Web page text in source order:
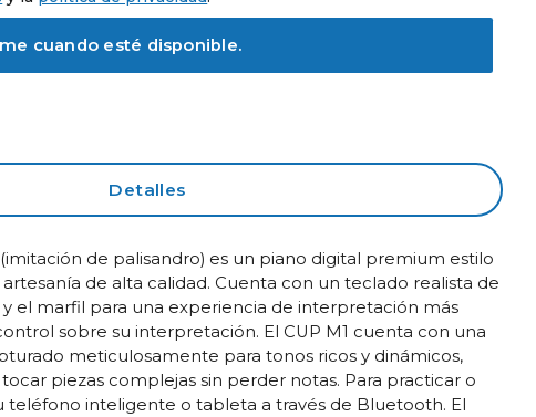
Detalles
de palisandro) es un piano digital premium estilo
de alta calidad. Cuenta con un teclado realista de
el marfil para una experiencia de interpretación más
sobre su interpretación. El CUP M1 cuenta con una
meticulosamente para tonos ricos y dinámicos,
piezas complejas sin perder notas. Para practicar o
teléfono inteligente o tableta a través de Bluetooth. El